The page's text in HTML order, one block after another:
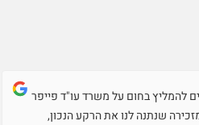
להמליץ בחום על משרד עו"ד פייפר
שנתנה לנו את הרקע הנכון,